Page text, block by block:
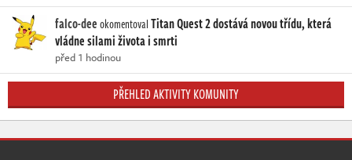
falco-deeokomentovalTitan Quest 2 dostává novou třídu, která
vládne silami života i smrti
před 1 hodinou
PŘEHLED AKTIVITY KOMUNITY